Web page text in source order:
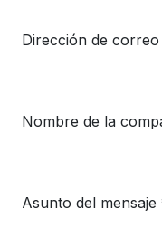
Dirección de
Nombre de la
Asunto del mensaje